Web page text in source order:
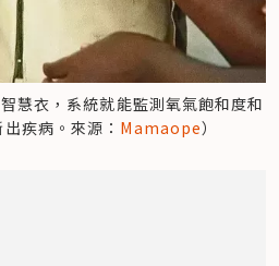
慧衣，系統就能監測氧氣飽和度和
疾病。來源： Mamaope）